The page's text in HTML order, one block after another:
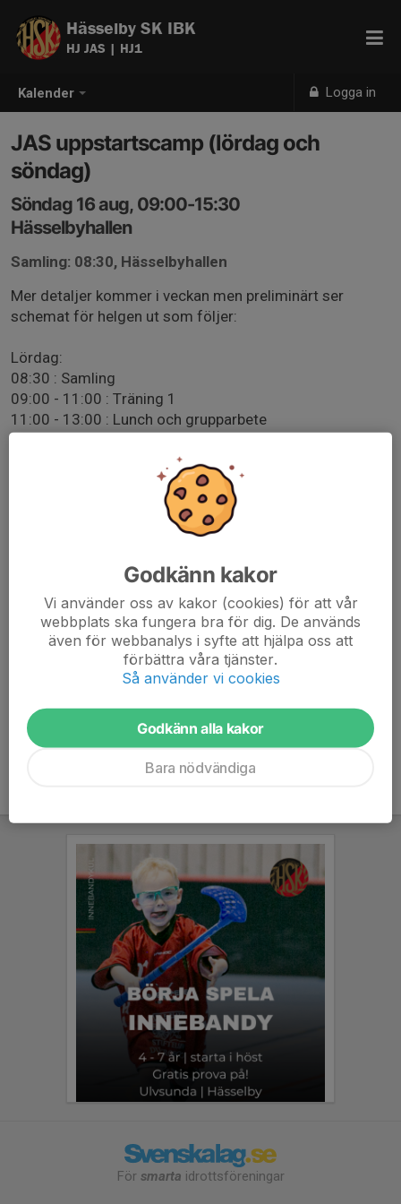
Kalender Logga in
Hässelby SK IBK
HJ JAS | HJ1
JAS uppstartscamp (lördag och
söndag)
Söndag 16 aug, 09:00-15:30
Hässelbyhallen
Samling: 08:30, Hässelbyhallen
Mer detaljer kommer i veckan men preliminärt ser
schemat för helgen ut som följer:
Lördag:
08:30 : Samling
09:00 - 11:00 : Träning 1
11:00 - 13:00 : Lunch och grupparbete
15:30 : Avslutning dag 1
Vi kommer beställa mat till lunchen på lördagen (ca
100kr / spelare). Svara därför så snart som möjligt på
kallelsen. Meddela eventuella allergier/vegetariskt i
kommentarsfältet.
För smarta idrottsföreningar
Godkänn kakor
Vi använder oss av kakor (cookies) för att vår
webbplats ska fungera bra för dig. De används
även för webbanalys i syfte att hjälpa oss att
förbättra våra tjänster.
Så använder vi cookies
Godkänn alla kakor
Bara nödvändiga